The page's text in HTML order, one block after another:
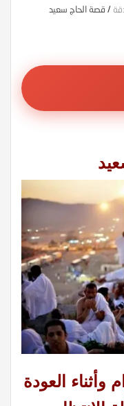
/ قصة الحاج سعيد
وأثناء العودة